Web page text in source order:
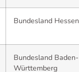
Bundesland Hessen
Bundesland Baden-
Württemberg